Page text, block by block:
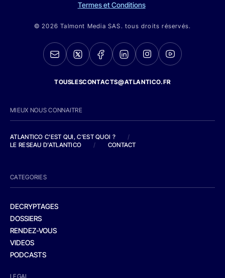
Termes et Conditions
© 2026 Talmont Media SAS. tous droits réservés.
TOUSLESCONTACTS@ATLANTICO.FR
MIEUX NOUS CONNAITRE
ATLANTICO C'EST QUI, C'EST QUOI ?
/
LE RESEAU D'ATLANTICO
/ CONTACT
CATEGORIES
DECRYPTAGES
DOSSIERS
RENDEZ-VOUS
VIDEOS
PODCASTS
LEGAL